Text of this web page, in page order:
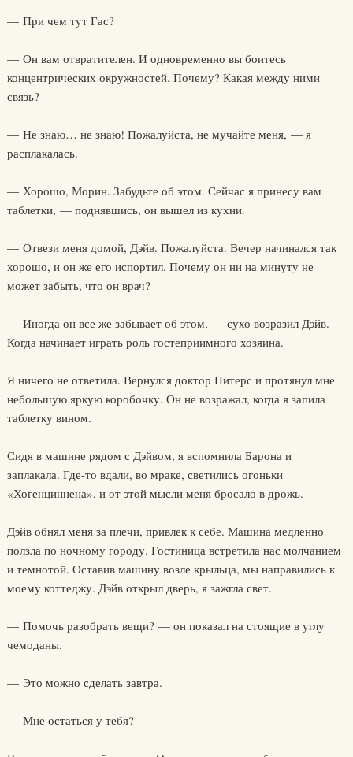
— При чем тут Гас?
— Он вам отвратителен. И одновременно вы боитесь
концентрических окружностей. Почему? Какая между ними
связь?
— Не знаю… не знаю! Пожалуйста, не мучайте меня, — я
расплакалась.
— Хорошо, Морин. Забудьте об этом. Сейчас я принесу вам
таблетки, — поднявшись, он вышел из кухни.
— Отвези меня домой, Дэйв. Пожалуйста. Вечер начинался так
хорошо, и он же его испортил. Почему он ни на минуту не
может забыть, что он врач?
— Иногда он все же забывает об этом, — сухо возразил Дэйв. —
Когда начинает играть роль гостеприимного хозяина.
Я ничего не ответила. Вернулся доктор Питерс и протянул мне
небольшую яркую коробочку. Он не возражал, когда я запила
таблетку вином.
Сидя в машине рядом с Дэйвом, я вспомнила Барона и
заплакала. Где-то вдали, во мраке, светились огоньки
«Хогенциннена», и от этой мысли меня бросало в дрожь.
Дэйв обнял меня за плечи, привлек к себе. Машина медленно
ползла по ночному городу. Гостиница встретила нас молчанием
и темнотой. Оставив машину возле крыльца, мы направились к
моему коттеджу. Дэйв открыл дверь, я зажгла свет.
— Помочь разобрать вещи? — он показал на стоящие в углу
чемоданы.
— Это можно сделать завтра.
— Мне остаться у тебя?